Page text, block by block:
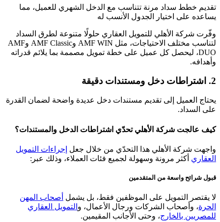
تقديم خطط سداد مرنة تتناسب مع الدخل الشهري للعميل، مما
يساعده على اختيار الجدول الأنسب له
وفّرت شركة الأهلي للتمويل العقاري حلولًا متنوعة لطرق السداد
لتناسب مختلف الاحتياجات، مثل AMF WIN وAMF Classic وAMF
DUO، ليحصل كل عميل على خطة تمويل مصممة بما يلائم قدراته
وأهدافه.
2. اشتراطات دخل ومستندات دقيقة
يحتاج العميل إلى تقديم مستندات دخل عديدة واضحة لضمان القدرة
على السداد.
كيف عالجت شركة الأهلي تحدّي اشتراطات الدخل والمستندات؟
واجهت شركة الأهلي هذا التحدّي من خلال جعل إجراءات التمويل
العقاري أكثر مرونة وسهولة لجميع فئات العملاء، وذلك عبر:
قبول شرائح واسعة من المتقدمين
لا يقتصر التمويل على الموظفين فقط، بل يشمل أصحاب المهن
الحرة، وأصحاب الشركات ورجال الأعمال، و التمويل العقاري
للمصريين بالخارج، وحتى الأجانب المقيمين.